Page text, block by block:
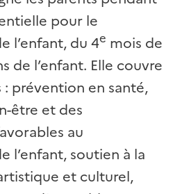
pour le
l’enfant, du 4e mois de
de l’enfant. Elle couvre
prévention en santé,
être et des
au
l’enfant, soutien à la
et culturel,